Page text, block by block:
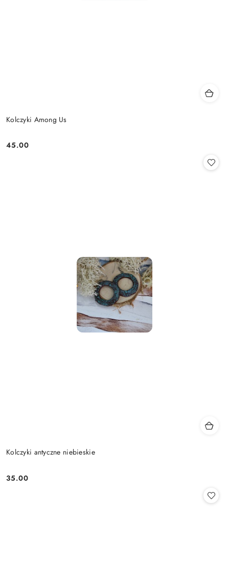
Kolczyki Among Us
Cena:
45.00
Kolczyki antyczne niebieskie
Cena:
35.00